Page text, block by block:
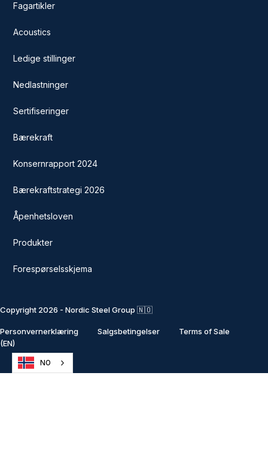
Fagartikler
Acoustics
Ledige stillinger
Nedlastninger
Sertifiseringer
Bærekraft
Konsernrapport 2024
Bærekraftstrategi 2026
Åpenhetsloven
Produkter
Forespørselsskjema
Copyright 2026 - Nordic Steel Group 🇳🇴
Personvernerklæring Salgsbetingelser
Terms of Sale
(EN)
NO